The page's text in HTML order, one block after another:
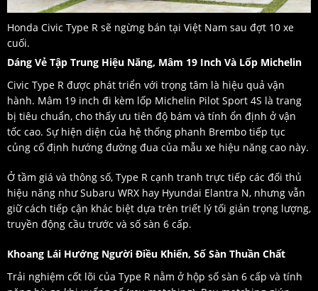
Honda Civic Type R sẽ ngừng bán tại Việt Nam sau đợt 10 xe
cuối.
Dáng Vẻ Tập Trung Hiệu Năng, Mâm 19 Inch Và Lốp Michelin
Civic Type R được phát triển với trọng tâm là hiệu quả vận
hành. Mâm 19 inch đi kèm lốp Michelin Pilot Sport 4S là trang
bị tiêu chuẩn, cho thấy ưu tiên độ bám và tính ổn định ở vận
tốc cao. Sự hiện diện của hệ thống phanh Brembo tiếp tục
củng cố định hướng đường đua của mẫu xe hiệu năng cao này.
Ở tầm giá và thông số, Type R cạnh tranh trực tiếp các đối thủ
hiệu năng như Subaru WRX hay Hyundai Elantra N, nhưng vẫn
giữ cách tiếp cận khác biệt dựa trên triết lý tối giản trọng lượng,
truyền động cầu trước và số sàn 6 cấp.
Khoang Lái Hướng Người Điều Khiển, Số Sàn Thuần Chất
Trải nghiệm cốt lõi của Type R nằm ở hộp số sàn 6 cấp và tính